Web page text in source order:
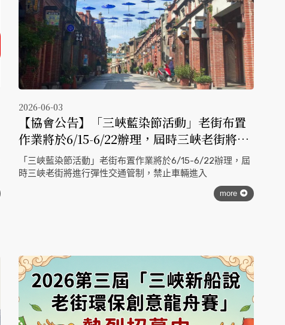
2026-06-03
【協會公告】「三峽藍染節活動」老街布置
作業將於6/15-6/22辦理，屆時三峽老街將進
行彈性交通管制，禁止車輛進入
「三峽藍染節活動」老街布置作業將於6/15-6/22辦理，屆
時三峽老街將進行彈性交通管制，禁止車輛進入
more